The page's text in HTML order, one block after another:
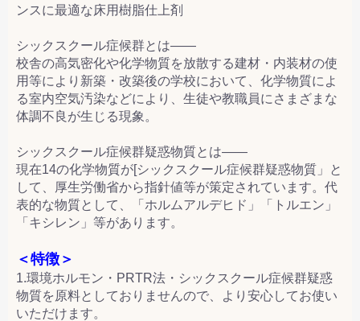
ンスに最適な床用樹脂仕上剤
シックスクール症候群とは――
校舎の高気密化や化学物質を放散する建材・内装材の使
用等により新築・改築後の学校において、化学物質によ
る室内空気汚染などにより、生徒や教職員にさまざまな
体調不良が生じる現象。
シックスクール症候群疑惑物質とは――
現在14の化学物質が[シックスクール症候群疑惑物質」と
して、厚生労働省から指針値等が策定されています。代
表的な物質として、「ホルムアルデヒド」「トルエン」
「キシレン」等があります。
＜特徴＞
1.環境ホルモン・PRTR法・シックスクール症候群疑惑
物質を原料としておりませんので、より安心してお使い
いただけます。